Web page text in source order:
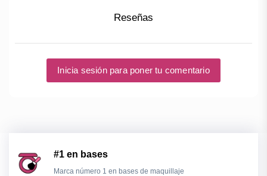
Reseñas
Inicia sesión para poner tu comentario
#1 en bases
Marca número 1 en bases de maquillaje